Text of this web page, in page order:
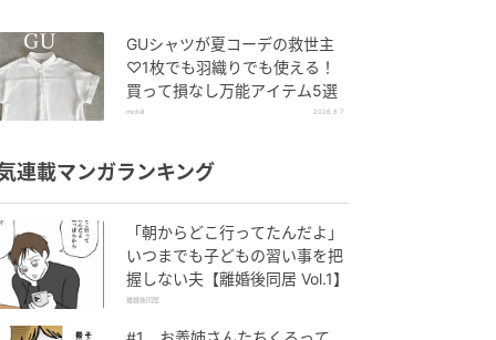
GUシャツが夏コーデの救世主
♡1枚でも羽織りでも使える！
買って損なし万能アイテム5選
michill 2026.8.7
連載マンガランキング
「朝からどこ行ってたんだよ」
いつまでも子どもの習い事を把
握しない夫【離婚後同居 Vol.1】
離婚後同居